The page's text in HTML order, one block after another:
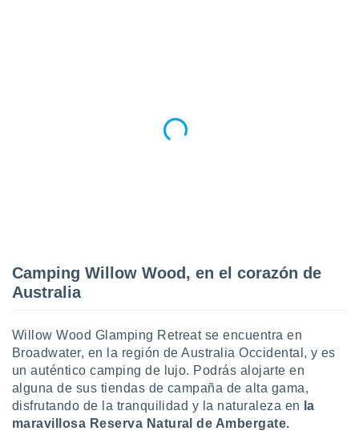
Camping Willow Wood, en el corazón de
Australia
Willow Wood Glamping Retreat se encuentra en
Broadwater, en la región de Australia Occidental, y es
un auténtico camping de lujo. Podrás alojarte en
alguna de sus tiendas de campaña de alta gama,
disfrutando de la tranquilidad y la naturaleza en la
maravillosa Reserva Natural de Ambergate.